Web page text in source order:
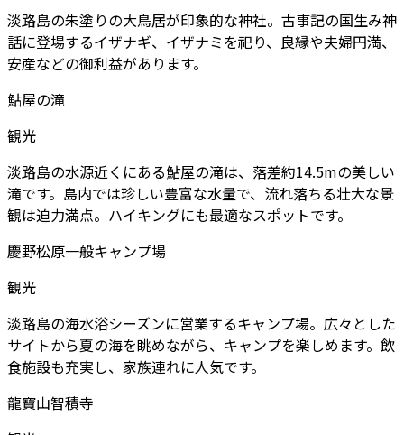
淡路島の朱塗りの大鳥居が印象的な神社。古事記の国生み神
話に登場するイザナギ、イザナミを祀り、良縁や夫婦円満、
安産などの御利益があります。
鮎屋の滝
観光
淡路島の水源近くにある鮎屋の滝は、落差約14.5mの美しい
滝です。島内では珍しい豊富な水量で、流れ落ちる壮大な景
観は迫力満点。ハイキングにも最適なスポットです。
慶野松原一般キャンプ場
観光
淡路島の海水浴シーズンに営業するキャンプ場。広々とした
サイトから夏の海を眺めながら、キャンプを楽しめます。飲
食施設も充実し、家族連れに人気です。
龍寶山智積寺